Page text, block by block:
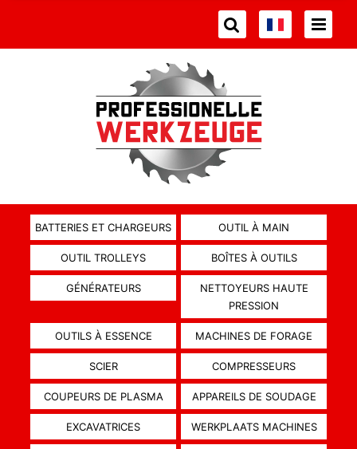
BATTERIES ET CHARGEURS OUTIL À MAIN
OUTIL TROLLEYS BOÎTES À OUTILS
GÉNÉRATEURS
NETTOYEURS HAUTE
PRESSION
OUTILS À ESSENCE MACHINES DE FORAGE
SCIER COMPRESSEURS
COUPEURS DE PLASMA APPAREILS DE SOUDAGE
EXCAVATRICES WERKPLAATS MACHINES